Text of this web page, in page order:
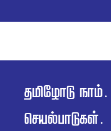
 .
.